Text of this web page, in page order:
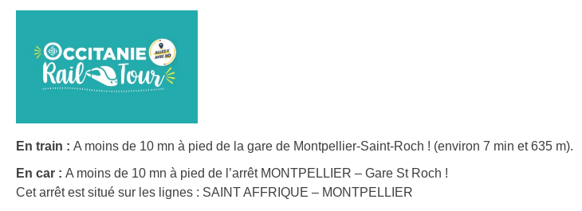
En train : A moins de 10 mn à pied de la gare de Montpellier-Saint-Roch ! (environ 7 min et 635 m).
En car : A moins de 10 mn à pied de l’arrêt MONTPELLIER – Gare St Roch !
Cet arrêt est situé sur les lignes : SAINT AFFRIQUE – MONTPELLIER